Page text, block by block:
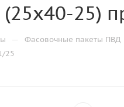
25)
— Фасовочные пакеты ПВД
25